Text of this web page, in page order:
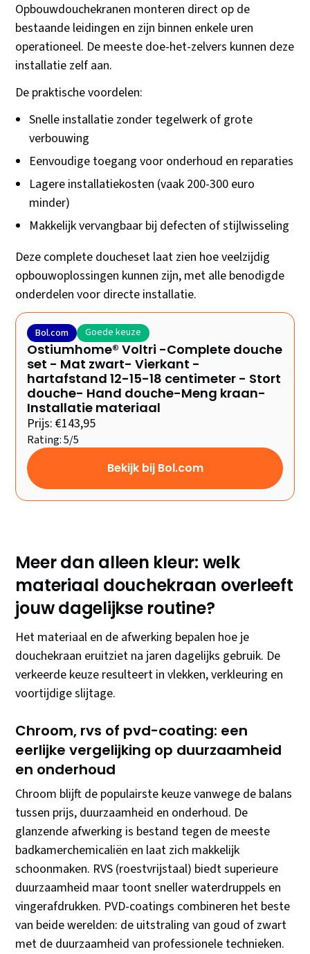
Opbouwdouchekranen monteren direct op de
bestaande leidingen en zijn binnen enkele uren
operationeel. De meeste doe-het-zelvers kunnen deze
installatie zelf aan.
De praktische voordelen:
Snelle installatie zonder tegelwerk of grote
verbouwing
Eenvoudige toegang voor onderhoud en reparaties
Lagere installatiekosten (vaak 200-300 euro
minder)
Makkelijk vervangbaar bij defecten of stijlwisseling
Deze complete doucheset laat zien hoe veelzijdig
opbouwoplossingen kunnen zijn, met alle benodigde
onderdelen voor directe installatie.
Bol.com Goede keuze
Ostiumhome® Voltri -Complete douche
set - Mat zwart- Vierkant -
hartafstand 12-15-18 centimeter - Stort
douche- Hand douche-Meng kraan-
Installatie materiaal
Prijs: €143,95
Rating: 5/5
Bekijk bij Bol.com
Meer dan alleen kleur: welk
materiaal douchekraan overleeft
jouw dagelijkse routine?
Het materiaal en de afwerking bepalen hoe je
douchekraan eruitziet na jaren dagelijks gebruik. De
verkeerde keuze resulteert in vlekken, verkleuring en
voortijdige slijtage.
Chroom, rvs of pvd-coating: een
eerlijke vergelijking op duurzaamheid
en onderhoud
Chroom blijft de populairste keuze vanwege de balans
tussen prijs, duurzaamheid en onderhoud. De
glanzende afwerking is bestand tegen de meeste
badkamerchemicaliën en laat zich makkelijk
schoonmaken. RVS (roestvrijstaal) biedt superieure
duurzaamheid maar toont sneller waterdruppels en
vingerafdrukken. PVD-coatings combineren het beste
van beide werelden: de uitstraling van goud of zwart
met de duurzaamheid van professionele technieken.